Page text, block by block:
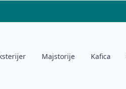
Majstorije Kafica